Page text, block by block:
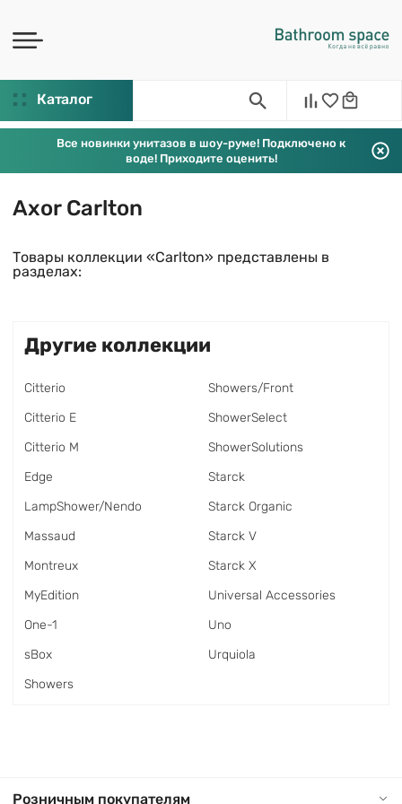
Каталог
Все новинки унитазов в шоу-руме! Подключено к
воде! Приходите оценить!
Axor Carlton
Товары коллекции «Carlton» представлены в
разделах:
Другие коллекции
Citterio
Citterio E
Citterio M
Edge
LampShower/Nendo
Massaud
Montreux
MyEdition
One-1
sBox
Showers
Showers/Front
ShowerSelect
ShowerSolutions
Starck
Starck Organic
Starck V
Starck X
Universal Accessories
Uno
Urquiola
Розничным покупателям